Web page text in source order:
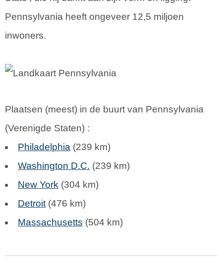
Pennsylvania heeft ongeveer 12,5 miljoen
inwoners.
Plaatsen (meest) in de buurt van Pennsylvania
(Verenigde Staten) :
Philadelphia (239 km)
Washington D.C. (239 km)
New York (304 km)
Detroit (476 km)
Massachusetts (504 km)